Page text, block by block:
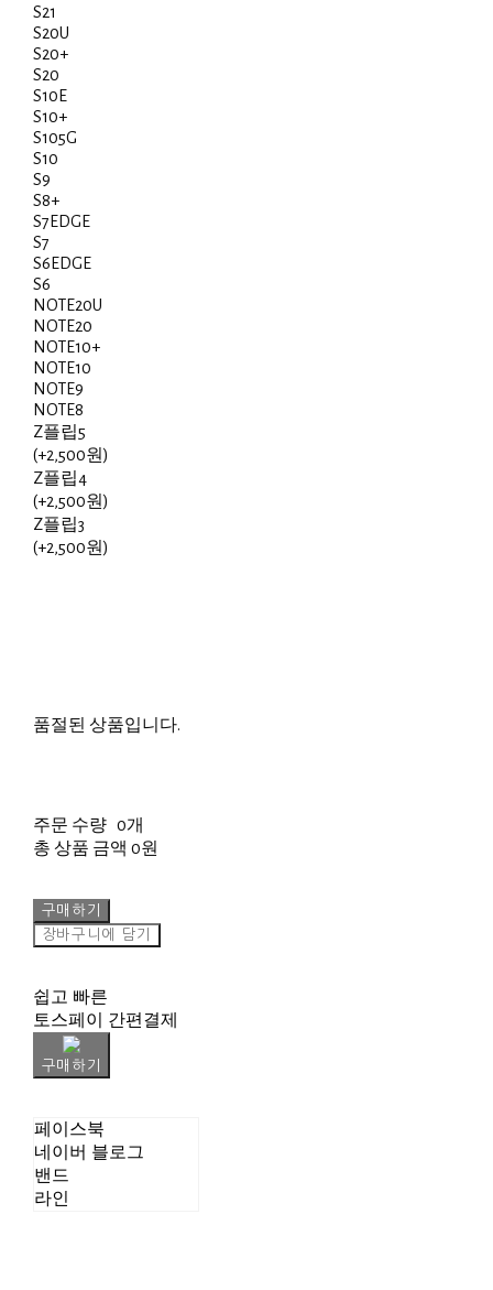
S21
S20U
S20+
S20
S10E
S10+
S105G
S10
S9
S8+
S7EDGE
S7
S6EDGE
S6
NOTE20U
NOTE20
NOTE10+
NOTE10
NOTE9
NOTE8
Z플립5
(+2,500원)
Z플립4
(+2,500원)
Z플립3
(+2,500원)
품절된 상품입니다.
주문 수량 0개
총 상품 금액 0원
구매하기
장바구니에 담기
쉽고 빠른
토스페이 간편결제
구매하기
페이스북
네이버 블로그
밴드
라인